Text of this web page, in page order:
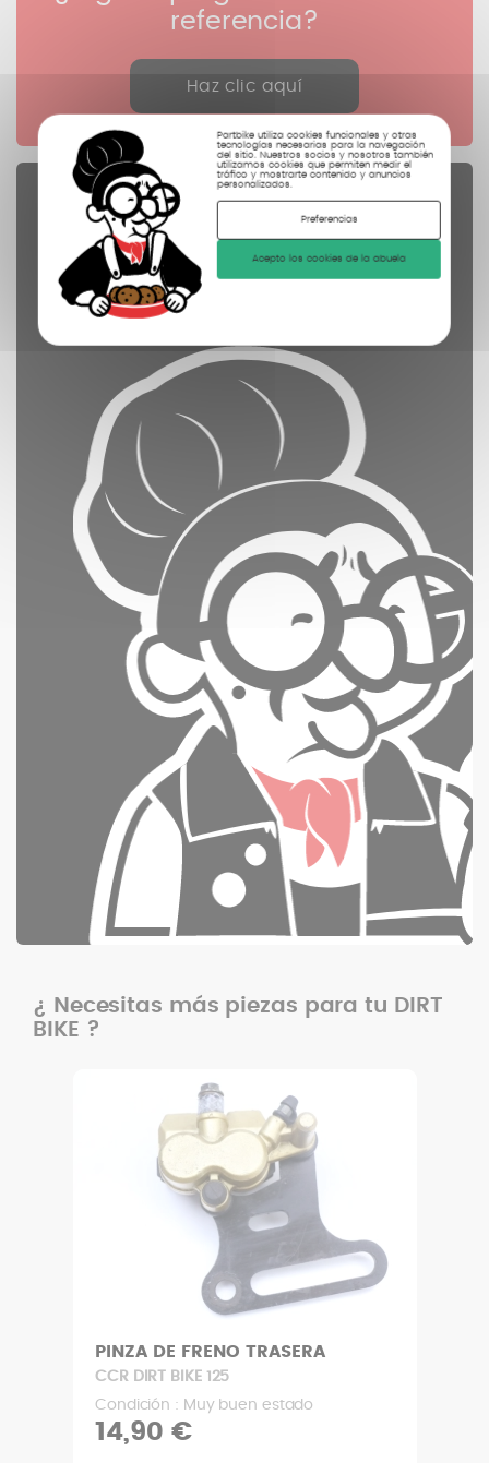
Partbike utiliza cookies funcionales y otras
tecnologías necesarias para la navegación
del sitio. Nuestros socios y nosotros también
utilizamos cookies que permiten medir el
tráfico y mostrarte contenido y anuncios
personalizados.
Preferencias
Acepto los cookies de la abuela
referencia?
Haz clic aquí
Piezas de repuesto
controladas
limpiadas
fotografiadas
¿ Necesitas más piezas para tu DIRT
BIKE ?
PINZA DE FRENO TRASERA
CCR DIRT BIKE 125
Condición : Muy buen estado
14,90 €